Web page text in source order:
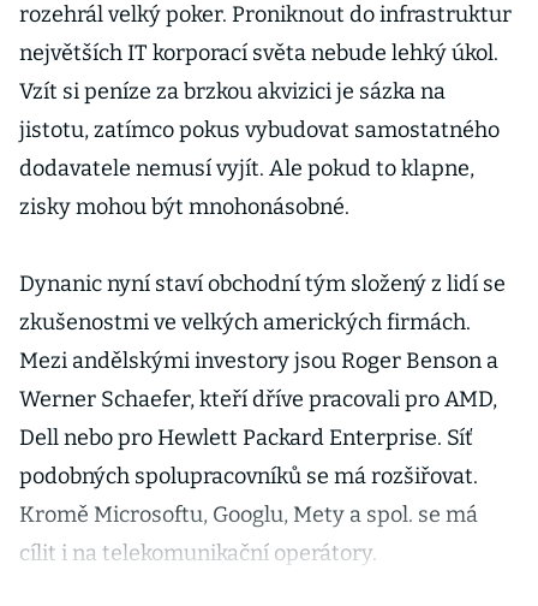
rozehrál velký poker. Proniknout do infrastruktur
největších IT korporací světa nebude lehký úkol.
Vzít si peníze za brzkou akvizici je sázka na
jistotu, zatímco pokus vybudovat samostatného
dodavatele nemusí vyjít. Ale pokud to klapne,
zisky mohou být mnohonásobné.
Dynanic nyní staví obchodní tým složený z lidí se
zkušenostmi ve velkých amerických firmách.
Mezi andělskými investory jsou Roger Benson a
Werner Schaefer, kteří dříve pracovali pro AMD,
Dell nebo pro Hewlett Packard Enterprise. Síť
podobných spolupracovníků se má rozšiřovat.
Kromě Microsoftu, Googlu, Mety a spol. se má
cílit i na telekomunikační operátory.